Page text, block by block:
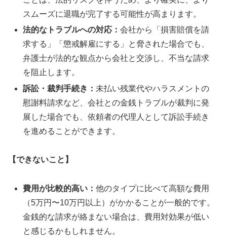
スムーズに退職が完了する可能性が高まります。
法的なトラブルへの対応：会社から「損害賠償を請
求する」「懲戒解雇にする」と脅された場合でも、
弁護士が法的な観点から会社と交渉し、不当な請求
を阻止します。
訴訟・裁判手続き： 未払い残業代やハラスメントの
慰謝料請求など、会社との金銭トラブルが裁判に発
展した場合でも、依頼者の代理人として訴訟手続き
を進めることができます。
【できないこと】
費用が比較的高い：他のタイプに比べて高額な費用
（5万円〜10万円以上）がかかることが一般的です。
金銭的な請求が絡まない場合は、費用対効果が低い
と感じるかもしれません。